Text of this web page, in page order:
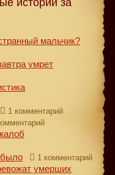
мальчик?
умрет
1 комментарий
было 1 комментарий
умерших